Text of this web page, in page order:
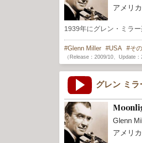
アメリカ
1939年にグレン・ミラ
Glenn Miller USA そ
（Release：2009/10、Update：
グレン ミ
Glenn
アメリカ